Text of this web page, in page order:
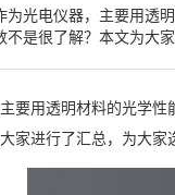
为光电仪器，主要用透
是很了解？本文为大
要用透明材料的光学
家进行了汇总，为大家